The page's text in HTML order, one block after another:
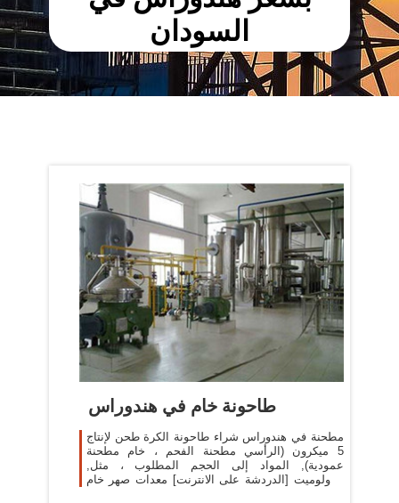
السودان
طاحونة خام في هندوراس
مطحنة في هندوراس شراء طاحونة الكرة طحن لإنتاج
5 ميكرون (الرأسي مطحنة الفحم ، خام مطحنة
عمودية), المواد إلى الحجم المطلوب ، مثل,
الدولوميت [الدردشة على الانترنت] معدات صهر خام